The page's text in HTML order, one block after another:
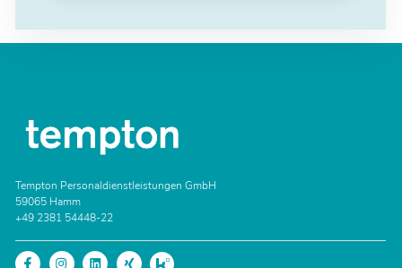
Tempton Personaldienstleistungen GmbH
59065 Hamm
+49 2381 54448-22